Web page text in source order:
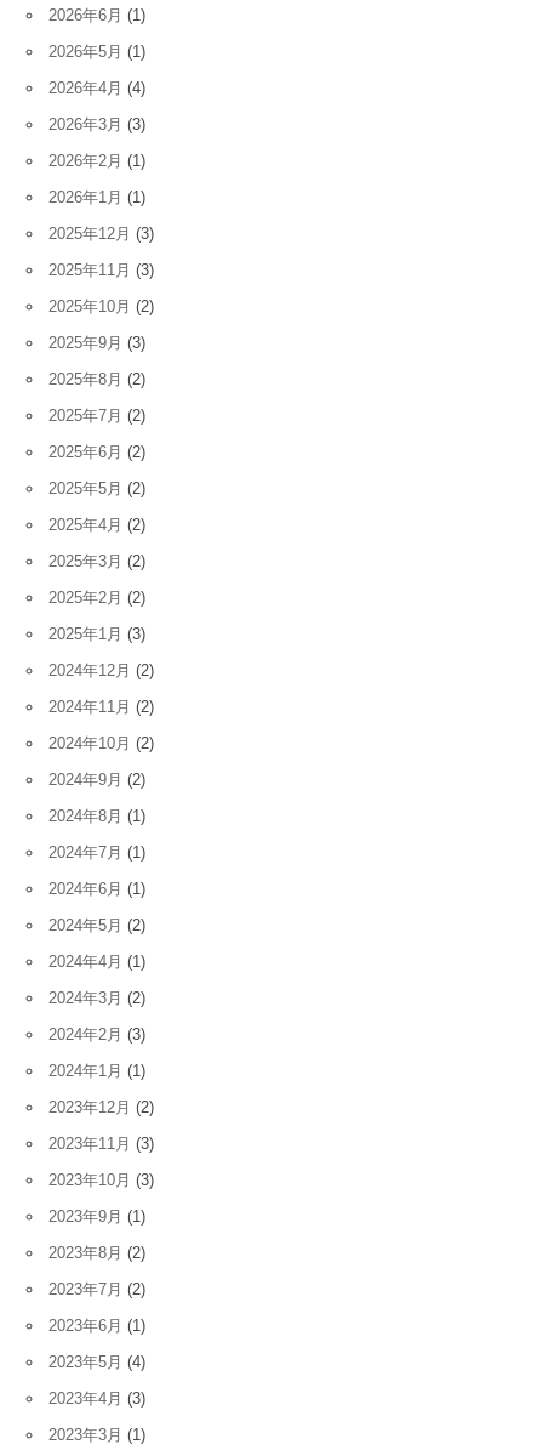
2026年6月 (1)
2026年5月 (1)
2026年4月 (4)
2026年3月 (3)
2026年2月 (1)
2026年1月 (1)
2025年12月 (3)
2025年11月 (3)
2025年10月 (2)
2025年9月 (3)
2025年8月 (2)
2025年7月 (2)
2025年6月 (2)
2025年5月 (2)
2025年4月 (2)
2025年3月 (2)
2025年2月 (2)
2025年1月 (3)
2024年12月 (2)
2024年11月 (2)
2024年10月 (2)
2024年9月 (2)
2024年8月 (1)
2024年7月 (1)
2024年6月 (1)
2024年5月 (2)
2024年4月 (1)
2024年3月 (2)
2024年2月 (3)
2024年1月 (1)
2023年12月 (2)
2023年11月 (3)
2023年10月 (3)
2023年9月 (1)
2023年8月 (2)
2023年7月 (2)
2023年6月 (1)
2023年5月 (4)
2023年4月 (3)
2023年3月 (1)